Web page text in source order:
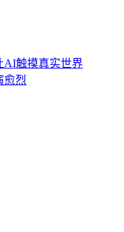
AI触摸真实世界
愈烈